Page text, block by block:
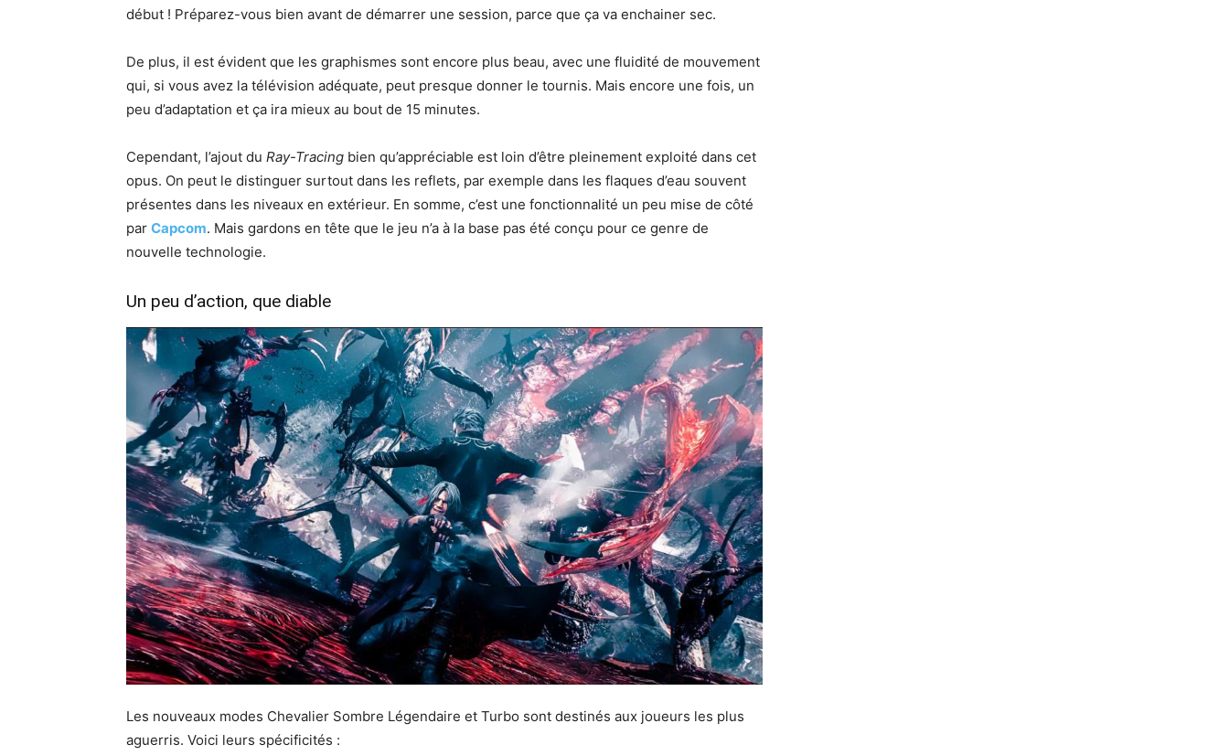
début ! Préparez-vous bien avant de démarrer une session, parce que ça va enchainer sec.
De plus, il est évident que les graphismes sont encore plus beau, avec une fluidité de mouvement
qui, si vous avez la télévision adéquate, peut presque donner le tournis. Mais encore une fois, un
peu d’adaptation et ça ira mieux au bout de 15 minutes.
Cependant, l’ajout du Ray-Tracing bien qu’appréciable est loin d’être pleinement exploité dans cet
opus. On peut le distinguer surtout dans les reflets, par exemple dans les flaques d’eau souvent
présentes dans les niveaux en extérieur. En somme, c’est une fonctionnalité un peu mise de côté
par Capcom. Mais gardons en tête que le jeu n’a à la base pas été conçu pour ce genre de
nouvelle technologie.
Un peu d’action, que diable
Les nouveaux modes Chevalier Sombre Légendaire et Turbo sont destinés aux joueurs les plus
aguerris. Voici leurs spécificités :